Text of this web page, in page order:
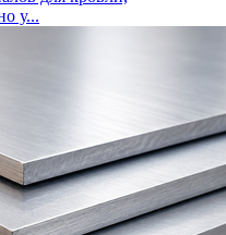
у...